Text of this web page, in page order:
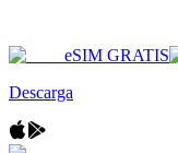
eSIM GRATIS
Descarga